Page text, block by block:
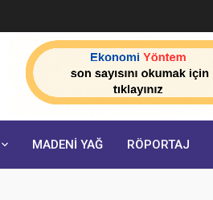
MADENİ YAĞ RÖPORTAJ